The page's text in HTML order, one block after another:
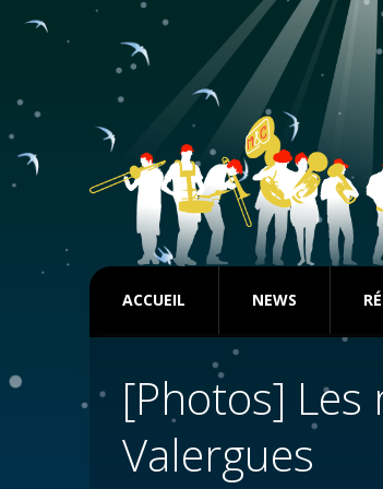
ACCUEIL NEWS
[Photos]
Valergues